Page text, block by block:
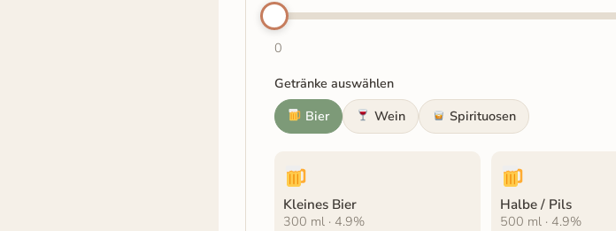
0
Getränke auswählen
Bier
Wein Spirituosen
Kleines Bier
300 ml · 4.9%
Halbe / Pils
500 ml · 4.9%